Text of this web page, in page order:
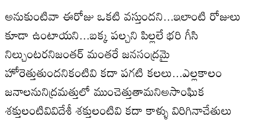
అనుకుంటివా ఈరోజు ఒకటి వస్తుందని...ఇలాంటి రోజులు
కూడా ఉంటాయని...బక్క పల్చని పిల్లలే భరి గీసి
నిల్చుంటరనిజంతర్ మంతరే జనసంద్రమై
హోరెత్తుతుందనికంటివి కదా పగటి కలలు...ఎల్లకాలం
జనాలనునిద్రమత్తులో ముంచెత్తుతామనిఅసాంఘిక
శక్తులంటివివిదేశీ శక్తులంటివి కదా కాళ్ళు విరిగినాచేతులు